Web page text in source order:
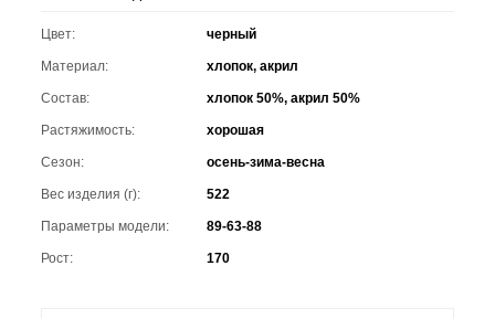
Цвет: черный
Материал: хлопок, акрил
Состав: хлопок 50%, акрил 50%
Растяжимость: хорошая
Сезон: осень-зима-весна
Вес изделия (г): 522
Параметры модели: 89-63-88
Рост: 170